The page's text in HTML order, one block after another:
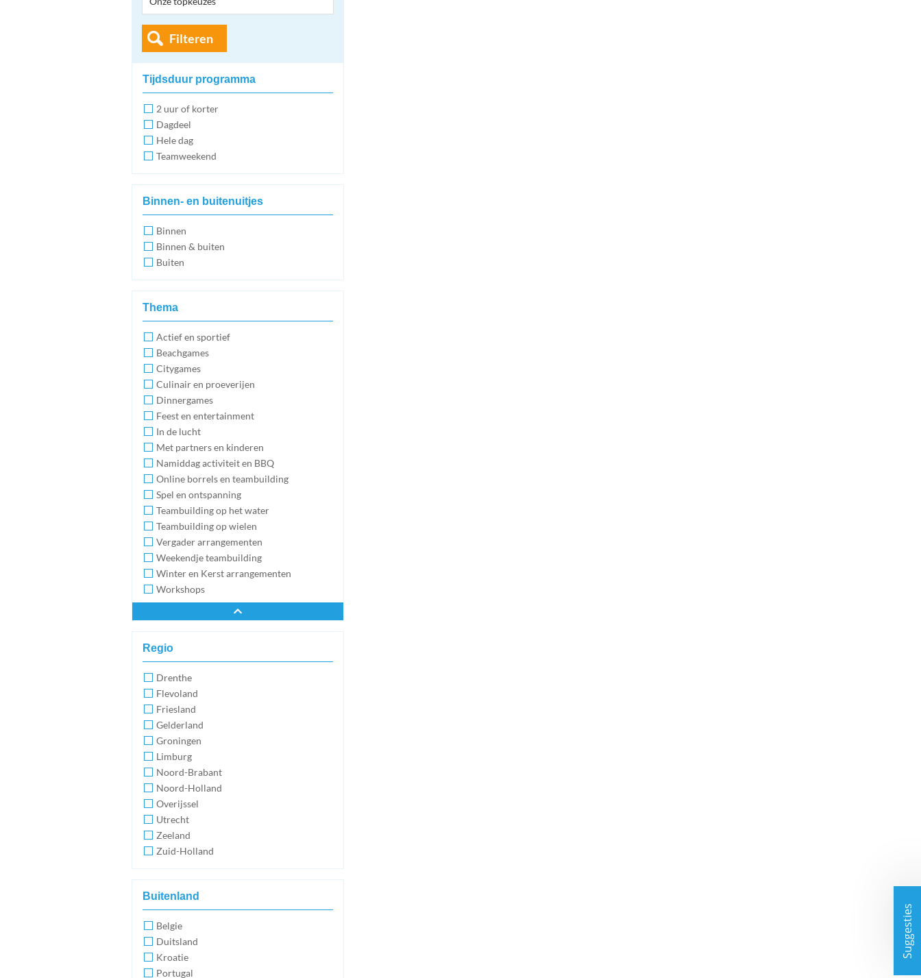
Filteren
Tijdsduur programma
2 uur of korter
Dagdeel
Hele dag
Teamweekend
Binnen- en buitenuitjes
Binnen
Binnen & buiten
Buiten
Thema
Actief en sportief
Beachgames
Citygames
Culinair en proeverijen
Dinnergames
Feest en entertainment
In de lucht
Met partners en kinderen
Namiddag activiteit en BBQ
Online borrels en teambuilding
Spel en ontspanning
Teambuilding op het water
Teambuilding op wielen
Vergader arrangementen
Weekendje teambuilding
Winter en Kerst arrangementen
Workshops
Regio
Drenthe
Flevoland
Friesland
Gelderland
Groningen
Limburg
Noord-Brabant
Noord-Holland
Overijssel
Utrecht
Zeeland
Zuid-Holland
Buitenland
Belgie
Duitsland
Kroatie
Portugal
Suggesties